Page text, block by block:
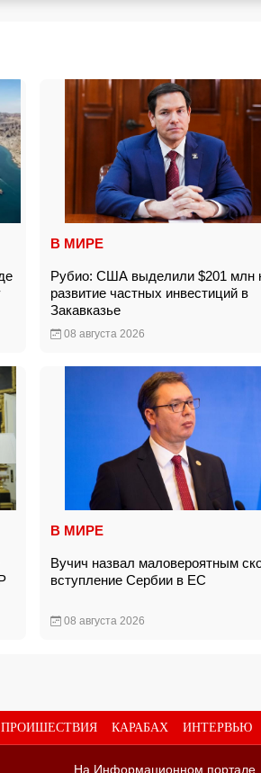
В МИРЕ
Рубио: США выделили $201 млн
развитие частных инвестиций в
Закавказье
08 августа 2026
В МИРЕ
Вучич назвал маловероятным
вступление Сербии в ЕС
08 августа 2026
ПРОИШЕСТВИЯ КАРАБАХ ИНТЕРВЬЮ
На Информационном портале